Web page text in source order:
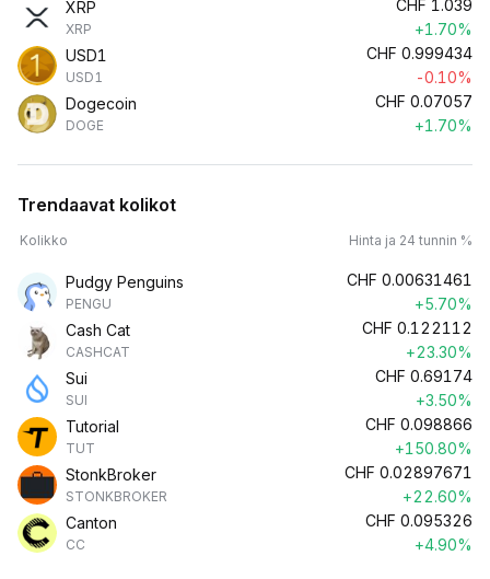
XRP
XRP
CHF 1.039
+1.70%
USD1
USD1
CHF 0.999434
-0.10%
Dogecoin
DOGE
CHF 0.07057
+1.70%
Trendaavat kolikot
Kolikko Hinta ja 24 tunnin %
Pudgy Penguins
PENGU
CHF 0.00631461
+5.70%
Cash Cat
CASHCAT
CHF 0.122112
+23.30%
Sui
SUI
CHF 0.69174
+3.50%
Tutorial
TUT
CHF 0.098866
+150.80%
StonkBroker
STONKBROKER
CHF 0.02897671
+22.60%
Canton
CC
CHF 0.095326
+4.90%